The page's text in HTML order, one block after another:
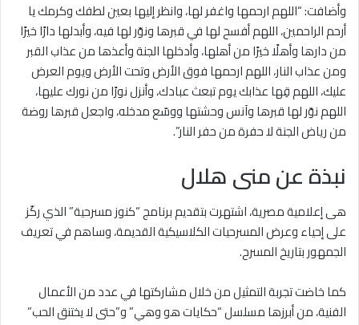
وأضافت: “اللهم ارحمها واغفر لها، وانظر إليها بعين لطفك وكرمك يا
أرحم الراحمين، اللهم أفسح لها في قبرها ونوّر لها فيه، وأبدلها دارًا خيرًا
من دارها وأهلًا خيرًا من أهلها، وأدخلها الجنة وأعذها من عذاب القبر
ومن عذاب النار، اللهم ارحمها فوق الأرض وتحت الأرض ويوم العرض
عليك، اللهم قِها عذابك يوم تبعث عبادك، وأنزل نورًا من نورك عليها،
اللهم نوّر لها قبرها وآنس وحشتها ووسّع مدخله، واجعل قبرها روضة
من رياض الجنة لا حفرة من حفر النار”.
نبذة عن منى هلال
هى إعلامية مصرية، اشتهرت بتقديم برنامج “كنوز مسرحية” الذي ركّز
على إحياء وعرض المسرحيات الكلاسيكية القديمة، وساهم في تعريف
الجمهور بتاريخ المسرح.
كما خاضت تجربة التمثيل من خلال مشاركتها في عدد من الأعمال
الفنية، من أبرزها مسلسل “حكايات هو وهي” و”حتى لا يختنق الحب”